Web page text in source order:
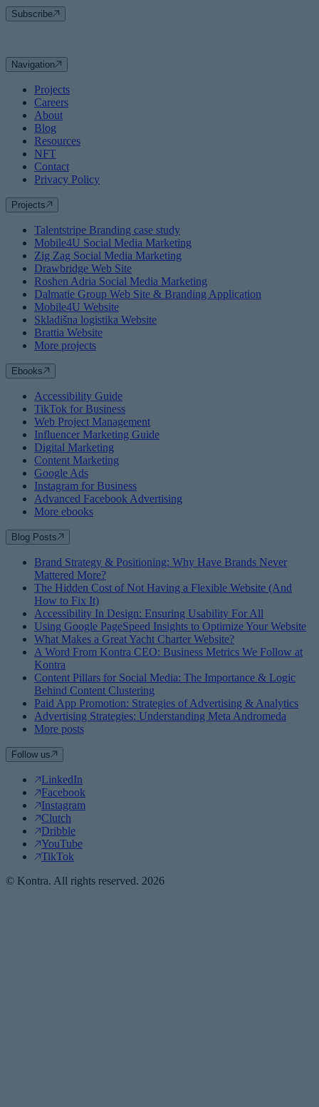
Subscribe
Navigation
Projects
Careers
About
Blog
Resources
NFT
Contact
Privacy Policy
Projects
Talentstripe Branding case study
Mobile4U Social Media Marketing
Zig Zag Social Media Marketing
Drawbridge Web Site
Roshen Adria Social Media Marketing
Dalmatie Group Web Site & Branding Application
Mobile4U Website
Skladišna logistika Website
Brattia Website
More projects
Ebooks
Accessibility Guide
TikTok for Business
Web Project Management
Influencer Marketing Guide
Digital Marketing
Content Marketing
Google Ads
Instagram for Business
Advanced Facebook Advertising
More ebooks
Blog Posts
Brand Strategy & Positioning: Why Have Brands Never
Mattered More?
The Hidden Cost of Not Having a Flexible Website (And
How to Fix It)
Accessibility In Design: Ensuring Usability For All
Using Google PageSpeed Insights to Optimize Your Website
What Makes a Great Yacht Charter Website?
A Word From Kontra CEO: Business Metrics We Follow at
Kontra
Content Pillars for Social Media: The Importance & Logic
Behind Content Clustering
Paid App Promotion: Strategies of Advertising & Analytics
Advertising Strategies: Understanding Meta Andromeda
More posts
Follow us
LinkedIn
Facebook
Instagram
Clutch
Dribble
YouTube
TikTok
© Kontra. All rights reserved. 2026